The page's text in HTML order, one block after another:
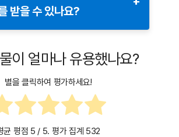
로 병원급 이상의 의료기관에서 많이
단서 또는 소견서
라 추가 서류가 필요할 수 있으므로
세요.
받을 수 있나요?
니다. 병원에 문의해 보세요.
이 얼마나 유용했나요?
별을 클릭하여 평가하세요!
균 평점 5 / 5. 평가 집계 532